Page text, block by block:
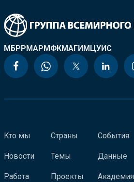
МБРРМАРМФКМАГИМЦУИС
Кто мы
Новости
Работа
Страны
Темы
Проекты
События
Данные
Академия